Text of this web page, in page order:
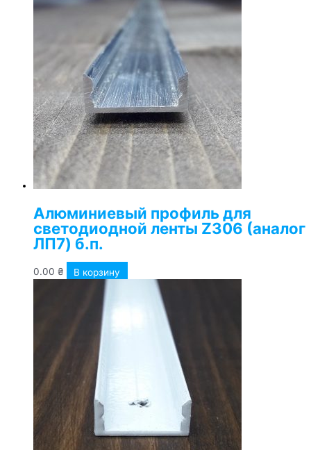
Алюминиевый профиль для
светодиодной ленты Z306 (аналог
ЛП7) б.п.
0.00 ₴ В корзину